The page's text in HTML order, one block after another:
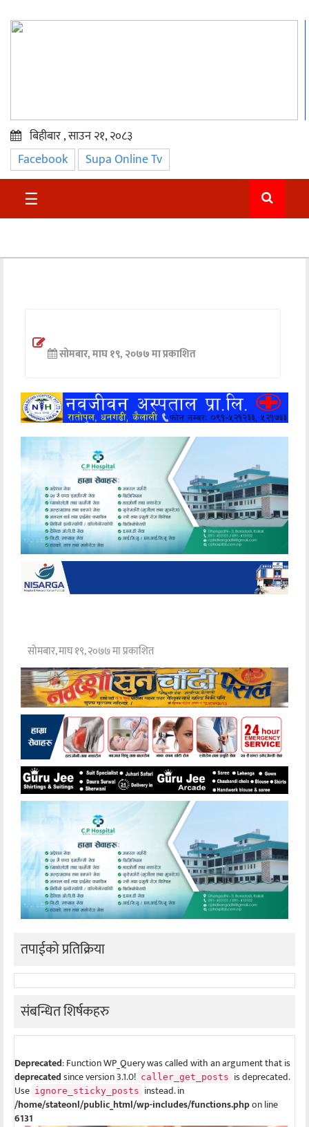
प्रमुख
समाचार
सुदुर
अन्तर्वार्ता
खेलकुद
मनोरञ्जन
अन्य
बिहीबार , साउन २१, २०८३
Facebook Supa Online Tv
☰
सोमबार, माघ १९, २०७७ मा प्रकाशित
सोमबार, माघ १९, २०७७ मा प्रकाशित
तपाईको प्रतिक्रिया
संबन्धित शिर्षकहरु
Deprecated: Function WP_Query was called with an argument that is
deprecatedsince version 3.1.0! caller_get_posts is deprecated.
Use ignore_sticky_posts instead. in
/home/stateonl/public_html/wp-includes/functions.phpon line
6131